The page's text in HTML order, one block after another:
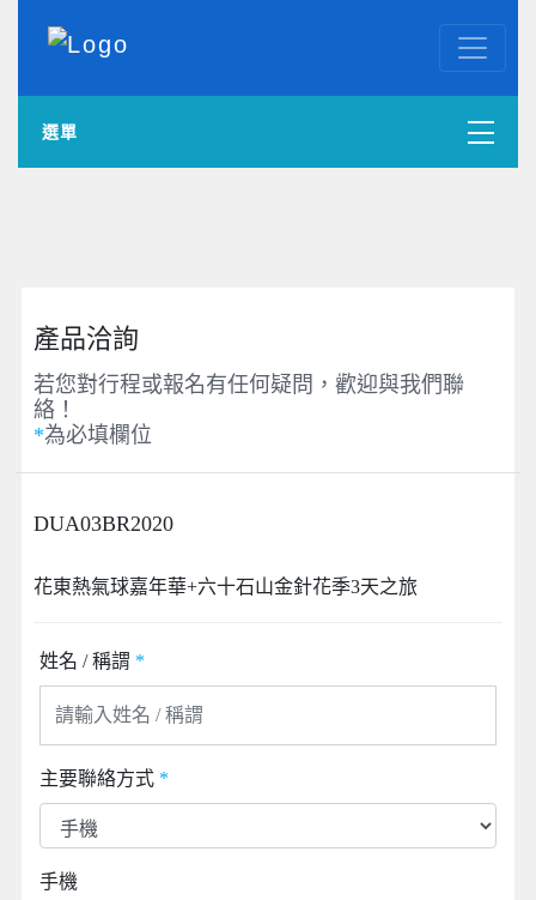
選單
中南部出發
國內旅遊
產品洽詢
若您對行程或報名有任何疑問，歡迎與我們聯
絡！
*為必填欄位
DUA03BR2020
花東熱氣球嘉年華+六十石山金針花季3天之旅
姓名 / 稱謂 *
主要聯絡方式 *
手機